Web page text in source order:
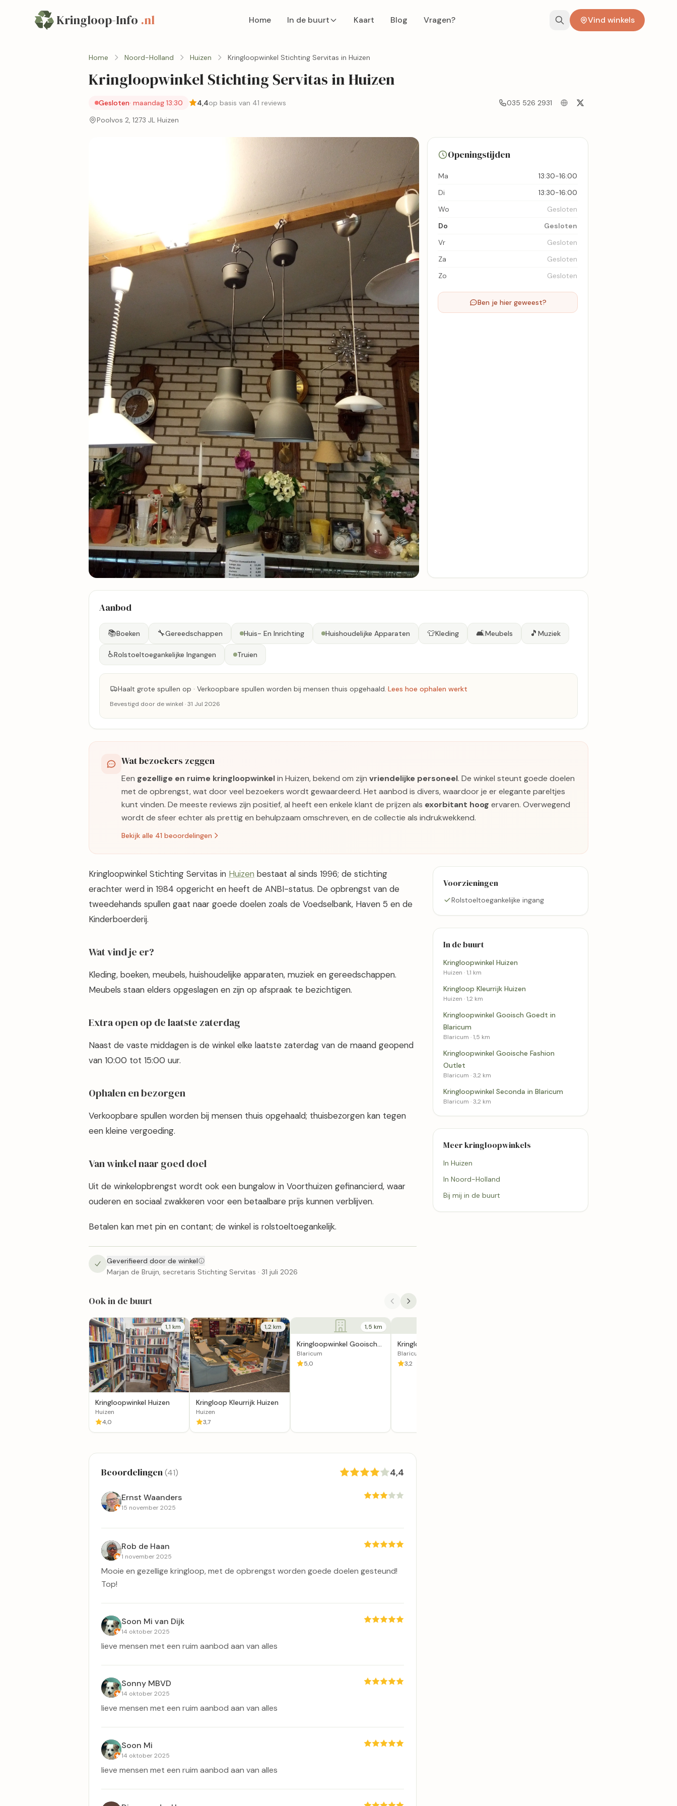
Kringloop-Info .nl Home In de buurt Kaart Blog Vragen? Vind winkels
Home Noord-Holland Huizen Kringloopwinkel Stichting Servitas in Huizen
Kringloopwinkel Stichting Servitas in Huizen
Gesloten· maandag 13:30 4,4op basis van 41 reviews
035 526 2931
Poolvos 2, 1273 JL Huizen
Bekijk kaart
Openingstijden
Ma
13:30-16:00
Di
13:30-16:00
Wo
Gesloten
Do
Gesloten
Vr
Gesloten
Za
Gesloten
Zo
Gesloten
Ben je hier geweest?
Aanbod
📚Boeken 🔧Gereedschappen Huis- En Inrichting Huishoudelijke Apparaten 👕Kleding 🛋️Meubels 🎵 Muziek
♿Rolstoeltoegankelijke Ingangen Truien
Haalt grote spullen op · Verkoopbare spullen worden bij mensen thuis opgehaald.·Lees hoe ophalen werkt
Bevestigd door de winkel · 31 Jul 2026
Wat bezoekers zeggen
Een gezellige en ruime kringloopwinkelin Huizen, bekend om zijn vriendelijke personeel. De winkel steunt goede doelen
met de opbrengst, wat door veel bezoekers wordt gewaardeerd. Het aanbod is divers, waardoor je er elegante pareltjes
kunt vinden. De meeste reviews zijn positief, al heeft een enkele klant de prijzen als exorbitant hoog ervaren. Overwegend
wordt de sfeer echter als prettig en behulpzaam omschreven, en de collectie als indrukwekkend.
Bekijk alle 41 beoordelingen
Kringloopwinkel Stichting Servitas in Huizen bestaat al sinds 1996; de stichting
erachter werd in 1984 opgericht en heeft de ANBI-status. De opbrengst van de
tweedehands spullen gaat naar goede doelen zoals de Voedselbank, Haven 5 en de
Kinderboerderij.
Wat vind je er?
Kleding, boeken, meubels, huishoudelijke apparaten, muziek en gereedschappen.
Meubels staan elders opgeslagen en zijn op afspraak te bezichtigen.
Extra open op de laatste zaterdag
Naast de vaste middagen is de winkel elke laatste zaterdag van de maand geopend
van 10:00 tot 15:00 uur.
Ophalen en bezorgen
Verkoopbare spullen worden bij mensen thuis opgehaald; thuisbezorgen kan tegen
een kleine vergoeding.
Van winkel naar goed doel
Uit de winkelopbrengst wordt ook een bungalow in Voorthuizen gefinancierd, waar
ouderen en sociaal zwakkeren voor een betaalbare prijs kunnen verblijven.
Betalen kan met pin en contant; de winkel is rolstoeltoegankelijk.
Geverifieerd door de winkel
Marjan de Bruijn, secretaris Stichting Servitas · 31 juli 2026
Ook in de buurt
1,1 km
Kringloopwinkel Huizen
Huizen
4,0
1,2 km
Kringloop Kleurrijk Huizen
Huizen
3,7
1,5 km
Kringloopwinkel Gooisch
Goedt in Blaricum
Blaricum
5,0
Kringloopwinkel Gooische
Fashion Outlet
Blaricum
3,2
Beoordelingen(41) 4,4
Ernst Waanders
15 november 2025
Rob de Haan
1 november 2025
Mooie en gezellige kringloop, met de opbrengst worden goede doelen gesteund!
Top!
Soon Mi van Dijk
14 oktober 2025
lieve mensen met een ruim aanbod aan van alles
Sonny MBVD
14 oktober 2025
lieve mensen met een ruim aanbod aan van alles
Soon Mi
14 oktober 2025
lieve mensen met een ruim aanbod aan van alles
Voorzieningen
Rolstoeltoegankelijke ingang
In de buurt
Kringloopwinkel Huizen
Huizen · 1,1 km
Kringloop Kleurrijk Huizen
Huizen · 1,2 km
Kringloopwinkel Gooisch Goedt in
Blaricum
Blaricum · 1,5 km
Kringloopwinkel Gooische Fashion
Outlet
Blaricum · 3,2 km
Kringloopwinkel Seconda in Blaricum
Blaricum · 3,2 km
Meer kringloopwinkels
In Huizen
In Noord-Holland
Bij mij in de buurt